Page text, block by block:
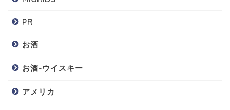
PR
お酒
お酒-ウイスキー
アメリカ